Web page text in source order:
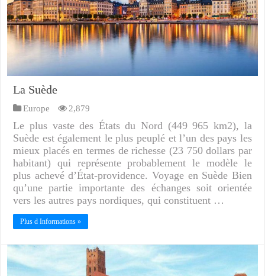
La Suède
Europe 2,879
Le plus vaste des États du Nord (449 965 km2), la
Suède est également le plus peuplé et l’un des pays les
mieux placés en termes de richesse (23 750 dollars par
habitant) qui représente probablement le modèle le
plus achevé d’État-providence. Voyage en Suède Bien
qu’une partie importante des échanges soit orientée
vers les autres pays nordiques, qui constituent …
Plus d Informations »